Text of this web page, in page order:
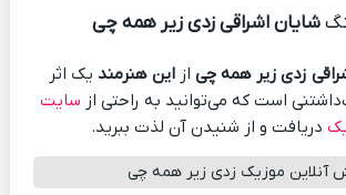
شایان اشراقی زدی زیر همه چی
زدی زیر همه چی از این هنرمند یک اثر
است که می‌توانید به راحتی از سایت
دریافت و از شنیدن آن لذت ببرید.
آنلاین موزیک زدی زیر همه چی